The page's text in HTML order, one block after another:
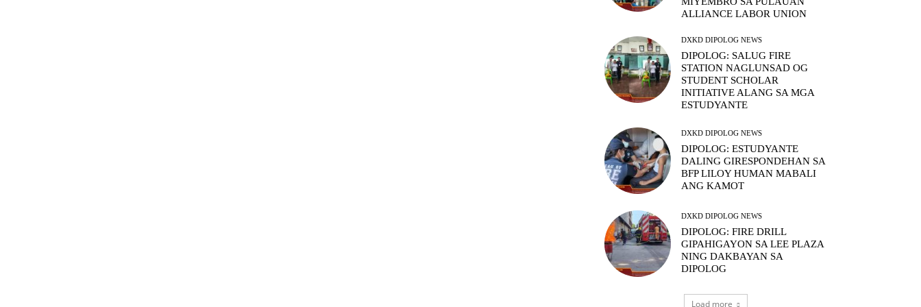
ALLIANCE LABOR UNION
DXKD DIPOLOG NEWS
DIPOLOG: SALUG FIRE
STATION NAGLUNSAD OG
STUDENT SCHOLAR
INITIATIVE ALANG SA MGA
ESTUDYANTE
DXKD DIPOLOG NEWS
DIPOLOG: ESTUDYANTE
DALING GIRESPONDEHAN SA
BFP LILOY HUMAN MABALI
ANG KAMOT
DXKD DIPOLOG NEWS
DIPOLOG: FIRE DRILL
GIPAHIGAYON SA LEE PLAZA
NING DAKBAYAN SA
DIPOLOG
Load more